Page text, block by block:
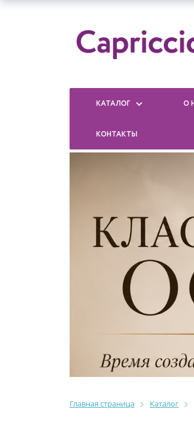
КАТАЛОГ О
КОНТАКТЫ
Главная страница Каталог